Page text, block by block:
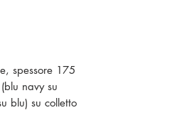
spessore 175
navy su
blu) su colletto